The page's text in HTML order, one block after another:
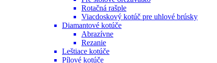
Rotačná rašple
Viacdoskový kotúč pre uhlové brúsky
Diamantové kotúče
Abrazívne
Rezanie
Leštiace kotúče
Pílové kotúče